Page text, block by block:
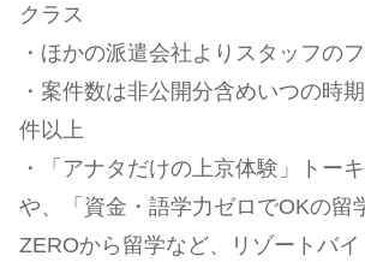
クラス
・ほかの派遣会社よりスタッフの
・案件数は非公開分含めいつの時
件以上
・「アナタだけの上京体験」トー
や、「資金・語学力ゼロでOKの留
ZEROから留学など、リゾートバ